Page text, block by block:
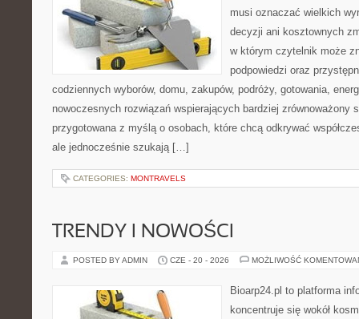
musi oznaczać wielkich
decyzji ani kosztownych
w którym czytelnik może
podpowiedzi oraz
codziennych wyborów, domu, zakupów, podróży, gotowania,
nowoczesnych rozwiązań wspierających bardziej zrównoważony
przygotowana z myślą o osobach, które chcą odkrywać
ale jednocześnie szukają […]
CATEGORIES: MONTRAVELS
TRENDY I NOWOŚCI
POSTED BY ADMIN CZE - 20 - 2026 MOŻLIWOŚĆ
Bioarp24.pl to platforma
koncentruje się wokół